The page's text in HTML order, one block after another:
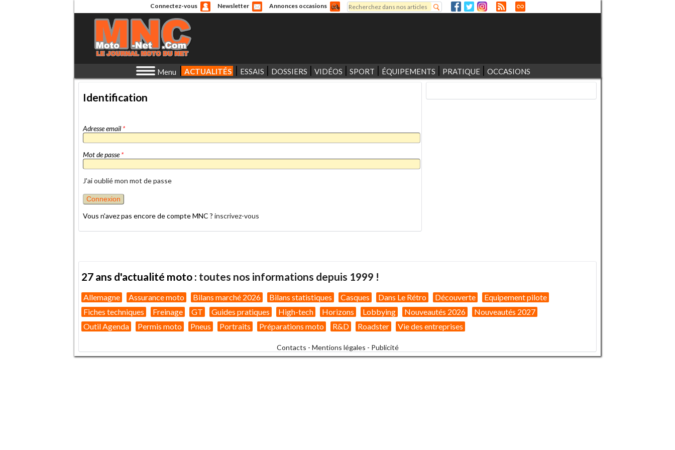
Connectez-vous Newsletter Annonces occasions
Formulaire de recherche
Rechercher
Menu ACTUALITÉS ESSAIS DOSSIERS VIDÉOS SPORT ÉQUIPEMENTS PRATIQUE OCCASIONS
Identification
Adresse email *
Mot de passe*
J'ai oublié mon mot de passe
Vous n'avez pas encore de compte MNC ? inscrivez-vous
27 ans d'actualité moto : toutes nos informations depuis 1999 !
Allemagne Assurance moto Bilans marché 2026 Bilans statistiques Casques Dans Le Rétro Découverte
Equipement pilote
Fiches techniques
Freinage GT Guides pratiques High-tech Horizons Lobbying Nouveautés 2026
Nouveautés 2027
Outil Agenda
Permis moto Pneus Portraits Préparations moto R&D Roadster Vie des entreprises
Contacts - Mentions légales - Publicité